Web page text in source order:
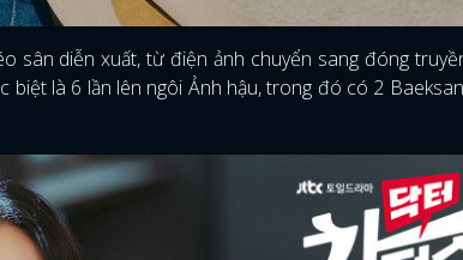
sân diễn xuất, từ điện ảnh chuyển sang đóng
là 6 lần lên ngôi Ảnh hậu, trong đó có 2